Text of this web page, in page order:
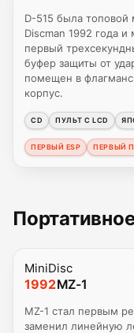
D-515 была
Discman 1992 года
первый
буфер защиты от
помещен в
корпус.
CD ПУЛЬТ С LCD
ПЕРВЫЙ ESP ПЕРВЫЙ
MiniDisc
1992MZ-1
MZ-1 стал первым
заменил линейную